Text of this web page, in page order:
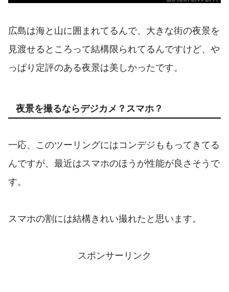
広島は海と山に囲まれてるんで、大きな街の夜景を
見渡せるところって結構限られてるんですけど、や
っぱり定評のある夜景は美しかったです。
夜景を撮るならデジカメ？スマホ？
一応、このツーリングにはコンデジももってきてる
んですが、最近はスマホのほうが性能が良さそうで
す。
スマホの割には結構きれい撮れたと思います。
スポンサーリンク